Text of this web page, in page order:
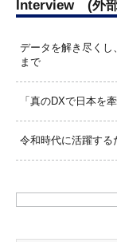
Interview (外
データを解き尽くし
まで
「真のDXで日本を
令和時代に活躍する